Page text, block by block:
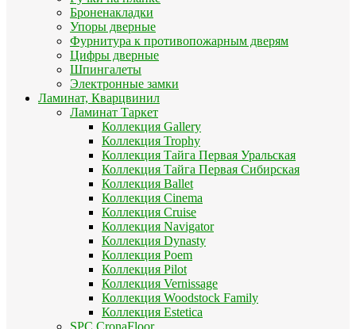
Броненакладки
Упоры дверные
Фурнитура к противопожарным дверям
Цифры дверные
Шпингалеты
Электронные замки
Ламинат, Кварцвинил
Ламинат Таркет
Коллекция Gallery
Коллекция Trophy
Коллекция Тайга Первая Уральская
Коллекция Тайга Первая Сибирская
Коллекция Ballet
Коллекция Cinema
Коллекция Cruise
Коллекция Navigator
Коллекция Dynasty
Коллекция Poem
Коллекция Pilot
Коллекция Vernissage
Коллекция Woodstock Family
Коллекция Estetica
SPC CronaFloor